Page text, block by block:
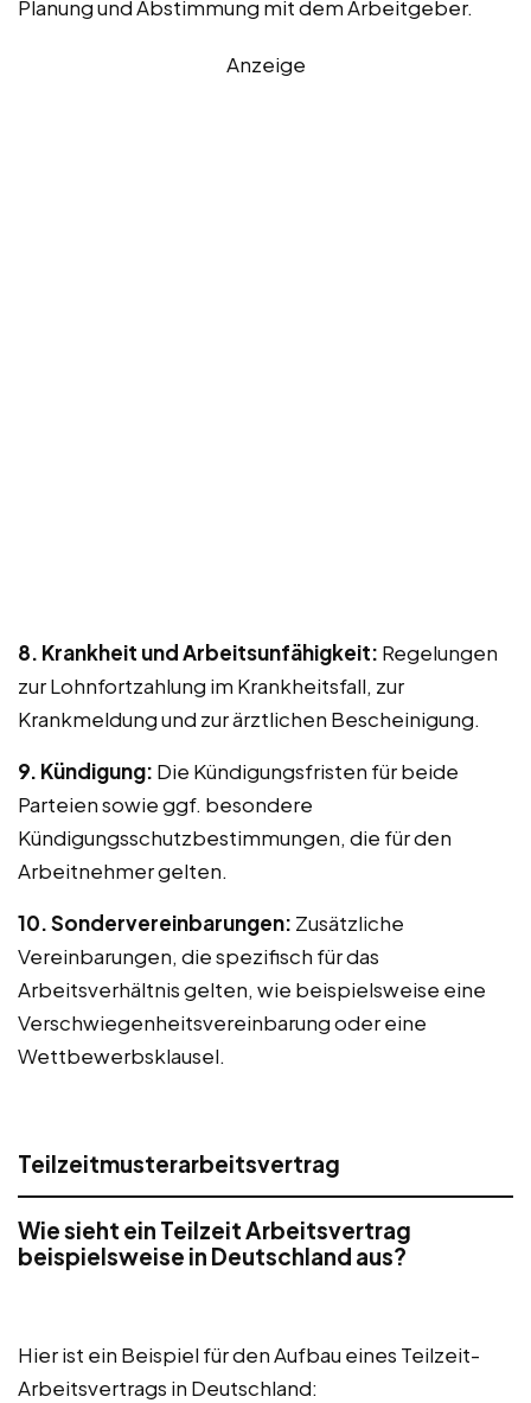
Planung und Abstimmung mit dem Arbeitgeber.
Anzeige
8. Krankheit und Arbeitsunfähigkeit: Regelungen
zur Lohnfortzahlung im Krankheitsfall, zur
Krankmeldung und zur ärztlichen Bescheinigung.
9. Kündigung: Die Kündigungsfristen für beide
Parteien sowie ggf. besondere
Kündigungsschutzbestimmungen, die für den
Arbeitnehmer gelten.
10. Sondervereinbarungen: Zusätzliche
Vereinbarungen, die spezifisch für das
Arbeitsverhältnis gelten, wie beispielsweise eine
Verschwiegenheitsvereinbarung oder eine
Wettbewerbsklausel.
Teilzeitmusterarbeitsvertrag
Wie sieht ein Teilzeit Arbeitsvertrag
beispielsweise in Deutschland aus?
Hier ist ein Beispiel für den Aufbau eines Teilzeit-
Arbeitsvertrags in Deutschland: